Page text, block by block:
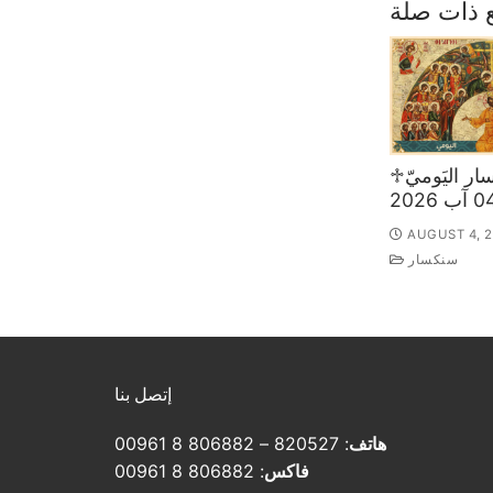
ذات صلة
♱السّنكسار اليَوميّ
AUGUST 4,
سنكسار
إتصل بنا
هاتف: 820527 – 806882 8 00961
فاكس: 806882 8 00961